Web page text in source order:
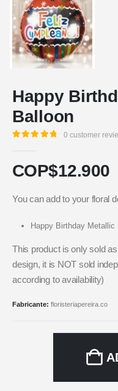
Happy
Balloon
0 customer
COP$12.900
You can add to your floral
Happy Birthday Metallic
This product is only sold
design, it is NOT sold
according to availability)
Fabricante: floristeriapereira.co